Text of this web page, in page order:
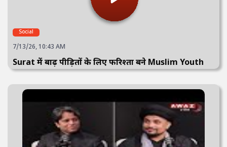
Social
7/13/26, 10:43 AM
Surat में बाढ़ पीड़ितों के लिए फरिश्ता बने Muslim Youth